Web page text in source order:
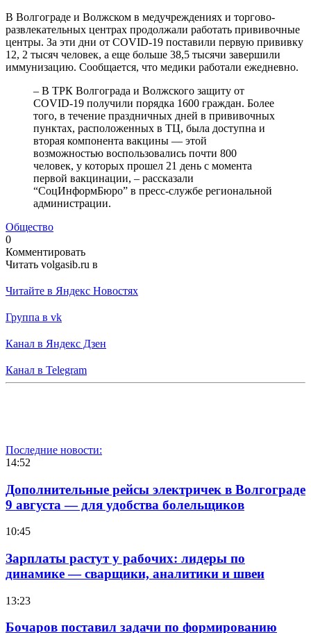
В Волгограде и Волжском в медучреждениях и торгово-
развлекательных центрах продолжали работать прививочные
центры. За эти дни от COVID-19 поставили первую прививку
12, 2 тысяч человек, а еще больше 38,5 тысячи завершили
иммунизацию. Сообщается, что медики работали ежедневно.
– В ТРК Волгограда и Волжского защиту от
COVID-19 получили порядка 1600 граждан. Более
того, в течение праздничных дней в прививочных
пунктах, расположенных в ТЦ, была доступна и
вторая компонента вакцины — этой
возможностью воспользовались почти 800
человек, у которых прошел 21 день с момента
первой вакцинации, – рассказали
“СоцИнформБюро” в пресс-службе региональной
администрации.
Общество
0
Комментировать
Читать volgasib.ru в
Читайте в Яндекс Новостях
Группа в vk
Канал в Яндекс Дзен
Канал в Telegram
Последние новости:
14:52
Дополнительные рейсы электричек в Волгограде
9 августа — для удобства болельщиков
10:45
Зарплаты растут у рабочих: лидеры по
динамике — сварщики, аналитики и швеи
13:23
Бочаров поставил задачи по формированию